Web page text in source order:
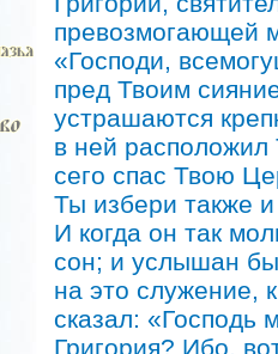
превозмогающей
«Господи,
пред Твоим
устрашаются
в ней
сего спас Твою
Ты избери также
И когда он так
сон; и услышан
на это служение,
сказал: «Господь
Григория? Ибо,